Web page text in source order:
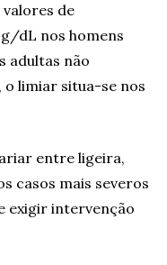
de
dL nos homens
adultas não
o limiar situa-se nos
entre ligeira,
casos mais severos
exigir intervenção